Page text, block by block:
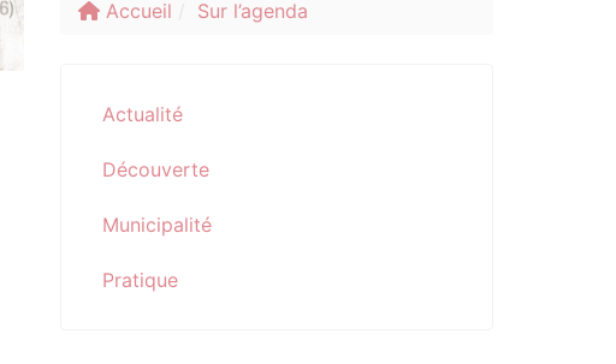
Accueil Sur l’agenda
Actualité
Découverte
Municipalité
Pratique